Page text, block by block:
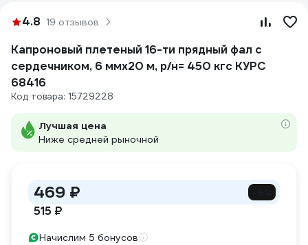
4.8 19 отзывов
Капроновый плетеный 16-ти прядный фал с
сердечником, 6 ммх20 м, р/н= 450 кгс КУРС
68416
Код товара: 15729228
Лучшая цена
Ниже средней рыночной
469 ₽
515 ₽
Начислим 5 бонусов